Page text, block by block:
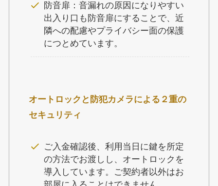
防音扉：音漏れの原因になりやすい
出入り口も防音扉にすることで、近
隣への配慮やプライバシー面の保護
につとめています。
オートロックと防犯カメラによる２重の
セキュリティ
ご入金確認後、利用当日に鍵を所定
の方法でお渡しし、オートロックを
導入しています。ご契約者以外はお